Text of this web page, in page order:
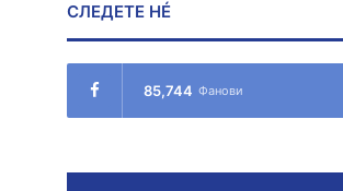
СЛЕДЕТЕ НÉ
85,744 Фанови